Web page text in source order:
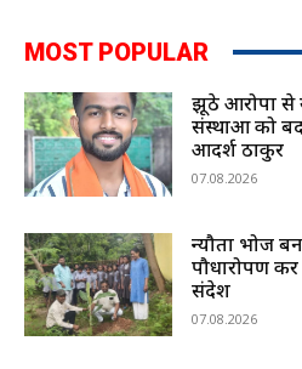
MOST POPULAR
झूठे आरोपों से
संस्थाओं को
आदर्श ठाकुर
07.08.2026
न्यौता भोज
पौधारोपण कर
संदेश
07.08.2026